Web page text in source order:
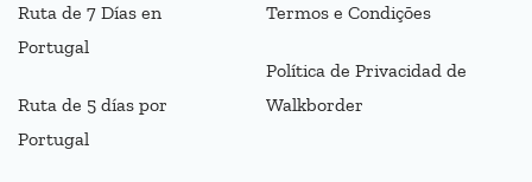
Ruta de 7 Días en
Portugal
Ruta de 5 días por
Portugal
Termos e Condições
Política de Privacidad de
Walkborder